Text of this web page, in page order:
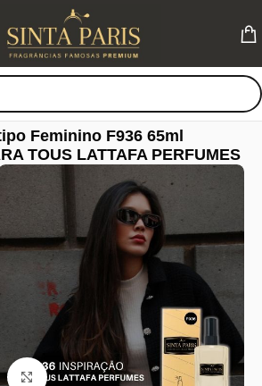
Feminino F936 65ml
TOUS LATTAFA PERFUMES
Clique para ampliar